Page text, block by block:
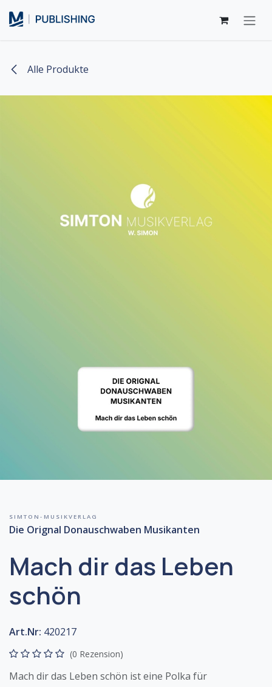
Alle Produkte
SIMTON-MUSIKVERLAG
Die Orignal Donauschwaben Musikanten
Mach dir das Leben
schön
Art.Nr: 420217
(0 Rezension)
Mach dir das Leben schön ist eine Polka für